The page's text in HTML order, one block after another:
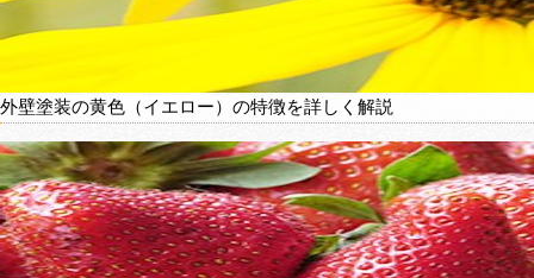
外壁塗装の黄色（イエロー）の特徴を詳しく解説